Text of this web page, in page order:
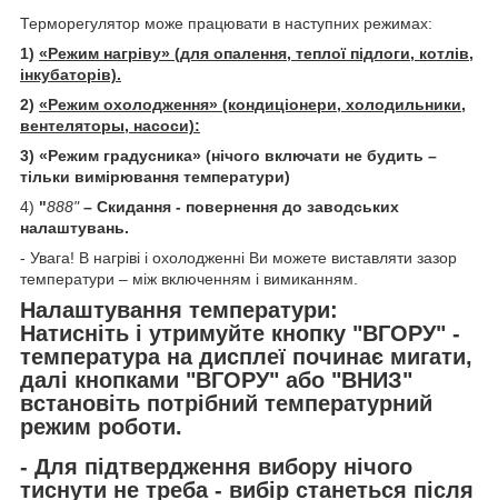
Терморегулятор може працювати в наступних режимах:
1) «Режим нагріву» (для опалення, теплої підлоги, котлів,
інкубаторів).
2) «Режим охолодження» (кондиціонери, холодильники,
вентеляторы, насоси):
3) «Режим градусника» (нічого включати не будить –
тільки вимірювання температури)
4) "888" – Скидання - повернення до заводських
налаштувань.
- Увага! В нагріві і охолодженні Ви можете виставляти зазор
температури – між включенням і вимиканням.
Налаштування температури:
Натисніть і утримуйте кнопку "ВГОРУ" -
температура на дисплеї починає мигати,
далі кнопками "ВГОРУ" або "ВНИЗ"
встановіть потрібний температурний
режим роботи.
- Для підтвердження вибору нічого
тиснути не треба - вибір станеться після